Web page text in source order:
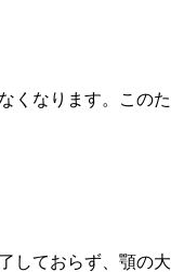
くなります。この
しておらず、顎の